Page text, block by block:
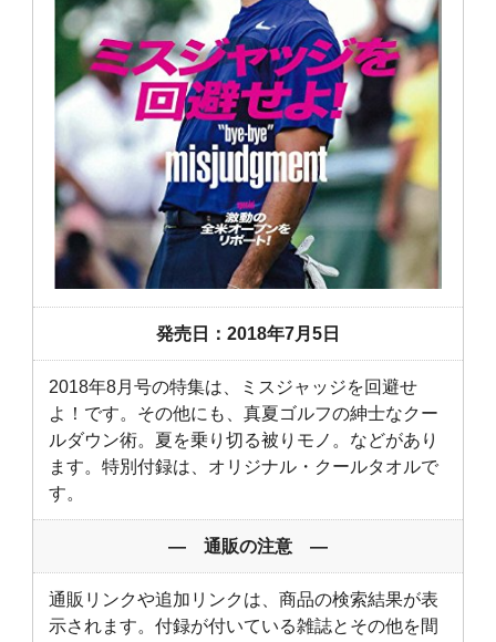
発売日：2018年7月5日
2018年8月号の特集は、ミスジャッジを回避せ
よ！です。その他にも、真夏ゴルフの紳士なクー
ルダウン術。夏を乗り切る被りモノ。などがあり
ます。特別付録は、オリジナル・クールタオルで
す。
― 通販の注意 ―
通販リンクや追加リンクは、商品の検索結果が表
示されます。付録が付いている雑誌とその他を間